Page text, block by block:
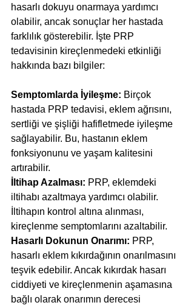
hasarlı dokuyu onarmaya yardımcı
olabilir, ancak sonuçlar her hastada
farklılık gösterebilir. İşte PRP
tedavisinin kireçlenmedeki etkinliği
hakkında bazı bilgiler:
Semptomlarda İyileşme: Birçok
hastada PRP tedavisi, eklem ağrısını,
sertliği ve şişliği hafifletmede iyileşme
sağlayabilir. Bu, hastanın eklem
fonksiyonunu ve yaşam kalitesini
artırabilir.
İltihap Azalması: PRP, eklemdeki
iltihabı azaltmaya yardımcı olabilir.
İltihapın kontrol altına alınması,
kireçlenme semptomlarını azaltabilir.
Hasarlı Dokunun Onarımı: PRP,
hasarlı eklem kıkırdağının onarılmasını
teşvik edebilir. Ancak kıkırdak hasarı
ciddiyeti ve kireçlenmenin aşamasına
bağlı olarak onarımın derecesi